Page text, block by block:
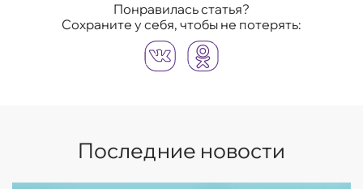
Понравилась статья?
Сохраните у себя, чтобы не потерять:
Последние новости